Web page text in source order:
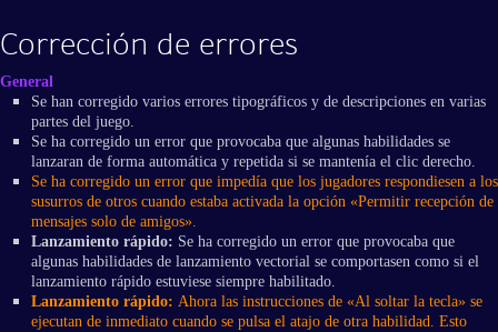
Corrección de errores
General
Se han corregido varios errores tipográficos y de descripciones en varias
partes del juego.
Se ha corregido un error que provocaba que algunas habilidades se
lanzaran de forma automática y repetida si se mantenía el clic derecho.
Se ha corregido un error que impedía que los jugadores respondiesen a los
susurros de otros cuando estaba activada la opción «Permitir recepción de
mensajes solo de amigos».
Lanzamiento rápido: Se ha corregido un error que provocaba que
algunas habilidades de lanzamiento vectorial se comportasen como si el
lanzamiento rápido estuviese siempre habilitado.
Lanzamiento rápido: Ahora las instrucciones de «Al soltar la tecla» se
ejecutan de inmediato cuando se pulsa el atajo de otra habilidad. Esto